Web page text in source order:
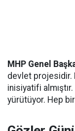
MHP Genel
devlet projesidir.
inisiyatifi
yürütüyor. Hep